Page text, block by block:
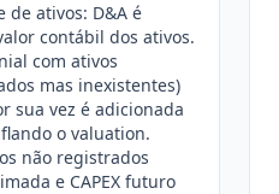
de ativos: D&A é
contábil dos ativos.
com ativos
mas inexistentes)
sua vez é adicionada
o valuation.
não registrados
e CAPEX futuro